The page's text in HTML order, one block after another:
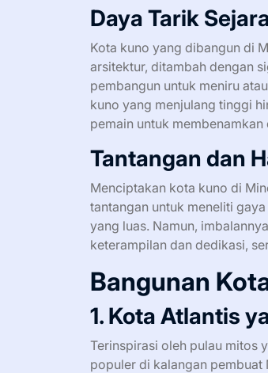
Daya Tarik
Kota kuno yang dibangun di
arsitektur, ditambah dengan
pembangun untuk meniru
kuno yang menjulang tinggi
pemain untuk
Tantangan dan
Menciptakan kota kuno di
tantangan untuk meneliti
yang luas. Namun,
keterampilan dan dedikasi,
Bangunan
1. Kota Atlantis
Terinspirasi oleh pulau mitos
populer di kalangan